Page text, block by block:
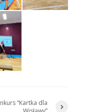
“Kartka dla